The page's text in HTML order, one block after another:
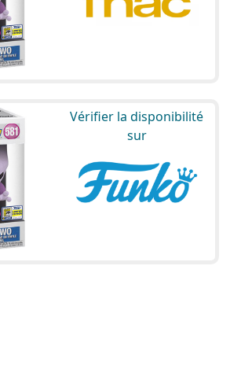
Vérifier la disponibilité
sur